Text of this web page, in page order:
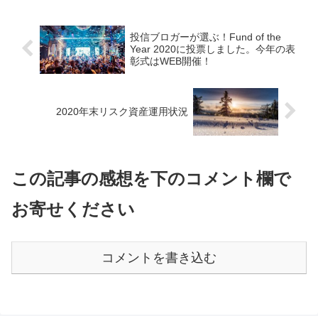
投信ブロガーが選ぶ！Fund of the
Year 2020に投票しました。今年の表
彰式はWEB開催！
2020年末リスク資産運用状況
この記事の感想を下のコメント欄で
お寄せください
コメントを書き込む